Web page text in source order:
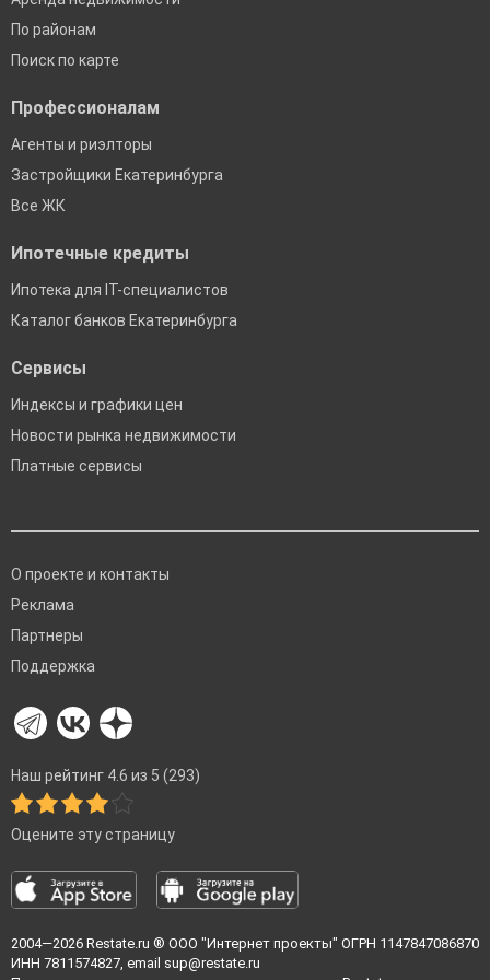
По районам
Поиск по карте
Профессионалам
Агенты и риэлторы
Застройщики Екатеринбурга
Все ЖК
Ипотечные кредиты
Ипотека для IT-специалистов
Каталог банков Екатеринбурга
Сервисы
Индексы и графики цен
Новости рынка недвижимости
Платные сервисы
О проекте и контакты
Реклама
Партнеры
Поддержка
Наш рейтинг 4.6 из 5 (293)
Оцените эту страницу
2004—2026 Restate.ru ® ООО "Интернет проекты" ОГРН 1147847086870
ИНН 7811574827, email sup@restate.ru